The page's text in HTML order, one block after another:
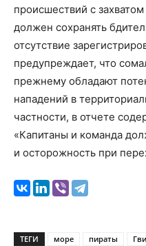
происшествий с
должен сохранять
отсутствие
предупреждает, что
прежнему обладают
нападений в
частности, в отчете
«Капитаны и команда
и осторожность при
ТЕГИ море пираты